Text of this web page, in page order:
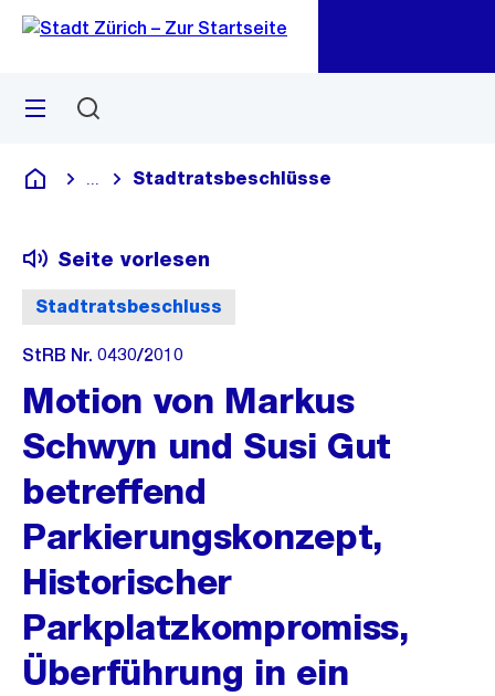
Navigation
Sprunglink
Menü
Deutsch
Blende alle Breadcrumbs ein
Stadtratsbeschlüsse
Stadtratsbeschluss
Seite vorlesen
StRB Nr. 0430/2010
Motion von Markus
Schwyn und Susi Gut
betreffend
Parkierungskonzept,
Historischer
Parkplatzkompromiss,
Überführung in ein